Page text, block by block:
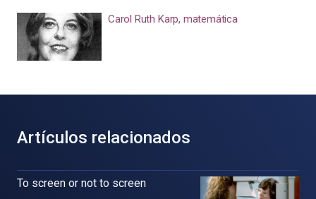
Carol Ruth Karp, matemática
Artículos relacionados
To screen or not to screen